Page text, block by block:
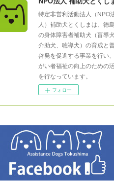
特定非営利活動法人（NPO
人）補助犬とくしまは、徳
の身体障害者補助犬（盲導犬
介助犬、聴導犬）の育成と
啓発を促進する事業を行い
がい者福祉の向上のための
を行なっています。
フォロー